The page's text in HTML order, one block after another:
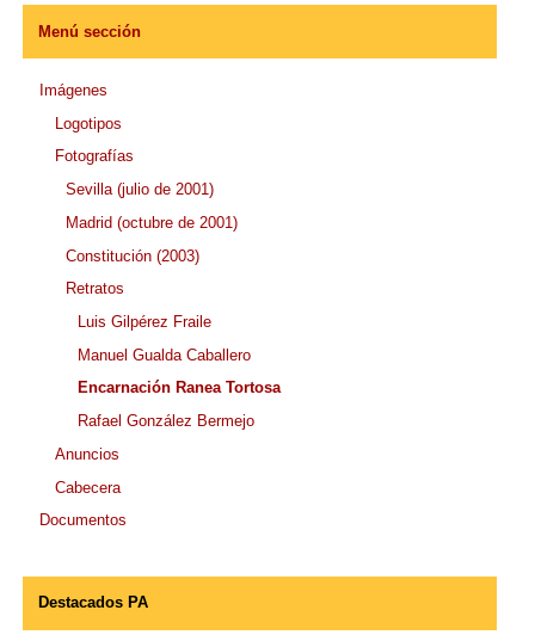
Menú sección
Imágenes
Logotipos
Fotografías
Sevilla (julio de 2001)
Madrid (octubre de 2001)
Constitución (2003)
Retratos
Luis Gilpérez Fraile
Manuel Gualda Caballero
Encarnación Ranea Tortosa
Rafael González Bermejo
Anuncios
Cabecera
Documentos
Destacados PA